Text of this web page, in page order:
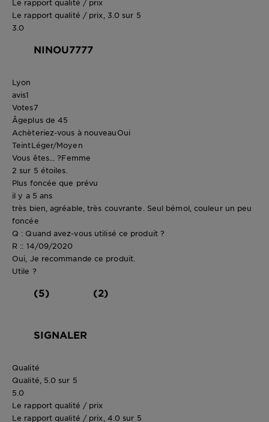
Le rapport qualité / prix
Le rapport qualité / prix, 3.0 sur 5
3.0
NINOU7777
Lyon
avis1
Votes7
Âgeplus de 45
Achèteriez-vous à nouveauOui
TeintLéger/Moyen
Vous êtes... ?Femme
2 sur 5 étoiles.
Plus foncée que prévu
il y a 5 ans
très bien, agréable, très couvrante. Seul bémol, couleur un peu
foncée
Q : Quand avez-vous utilisé ce produit ?
R :: 14/09/2020
Oui, Je recommande ce produit.
Utile ?
(5) (2)
SIGNALER
Qualité
Qualité, 5.0 sur 5
5.0
Le rapport qualité / prix
Le rapport qualité / prix, 4.0 sur 5